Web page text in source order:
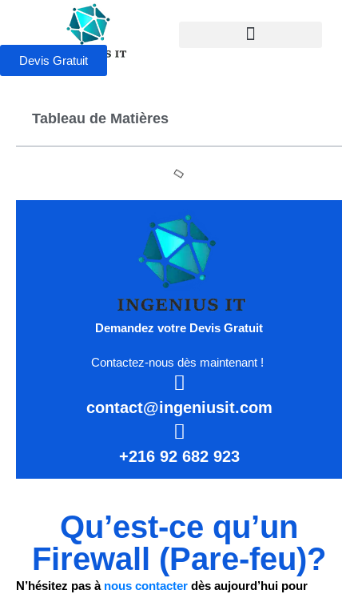
Devis Gratuit
Tableau de Matières
Demandez votre Devis Gratuit
Contactez-nous dès maintenant !
contact@ingeniusit.com
+216 92 682 923
Qu’est-ce qu’un
Firewall (Pare-feu)?
N’hésitez pas à nous contacter dès aujourd’hui pour